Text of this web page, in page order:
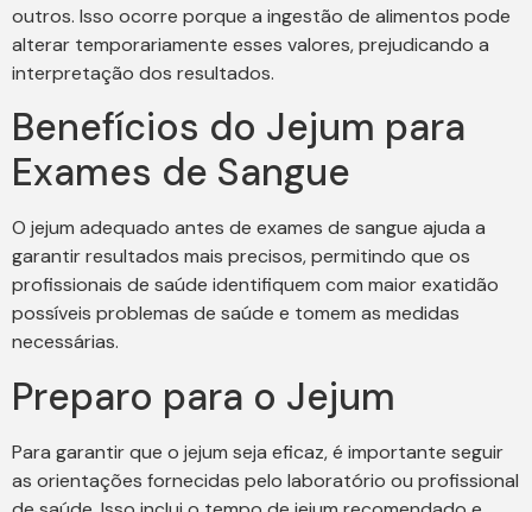
outros. Isso ocorre porque a ingestão de alimentos pode
alterar temporariamente esses valores, prejudicando a
interpretação dos resultados.
Benefícios do Jejum para
Exames de Sangue
O jejum adequado antes de exames de sangue ajuda a
garantir resultados mais precisos, permitindo que os
profissionais de saúde identifiquem com maior exatidão
possíveis problemas de saúde e tomem as medidas
necessárias.
Preparo para o Jejum
Para garantir que o jejum seja eficaz, é importante seguir
as orientações fornecidas pelo laboratório ou profissional